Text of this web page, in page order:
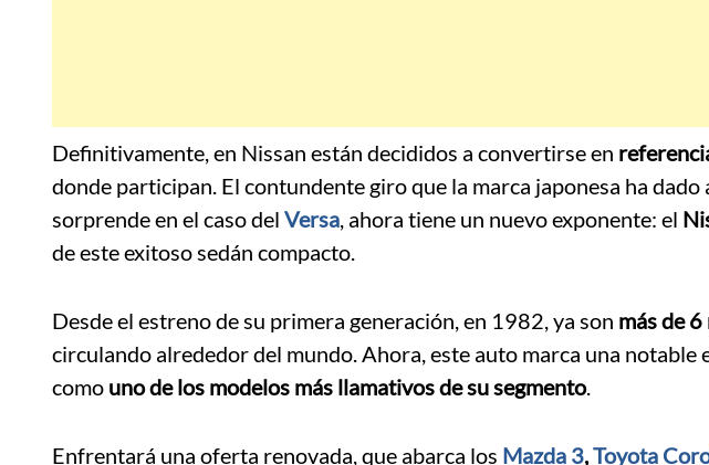
Definitivamente, en Nissan están decididos a convertirse en
donde participan. El contundente giro que la marca japonesa ha dado
sorprende en el caso del Versa, ahora tiene un nuevo exponente: el
de este exitoso sedán compacto.
Desde el estreno de su primera generación, en 1982, ya son más de
circulando alrededor del mundo. Ahora, este auto marca una notable
como uno de los modelos más llamativos de su segmento.
Enfrentará una oferta renovada, que abarca los Mazda 3,Toyota